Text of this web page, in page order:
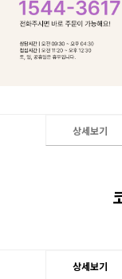
상세보기
상세보기